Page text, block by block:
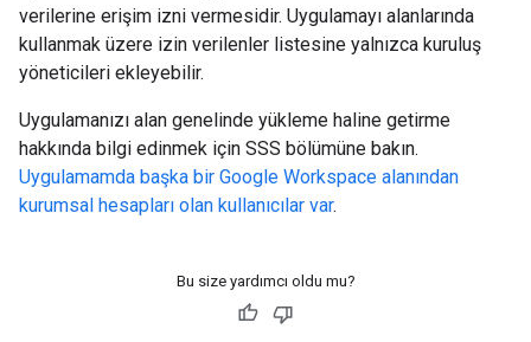
verilerine erişim izni vermesidir. Uygulamayı alanlarında
kullanmak üzere izin verilenler listesine yalnızca kuruluş
yöneticileri ekleyebilir.
Uygulamanızı alan genelinde yükleme haline getirme
hakkında bilgi edinmek için SSS bölümüne bakın.
Uygulamamda başka bir Google Workspace alanından
kurumsal hesapları olan kullanıcılar var.
Bu size yardımcı oldu mu?